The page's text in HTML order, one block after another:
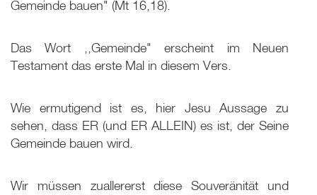
Gemeinde bauen" (Mt 16 ,18).
Das Wort ,,Gemeinde" erscheint im Neuen
Testament das erste Mal in diesem Vers.
Wie ermutigend ist es, hier Jesu Aussage zu
sehen, dass ER (und ER ALLEIN) es ist, der Seine
Gemeinde bauen wird.
Wir müssen zuallererst diese Souveränität und